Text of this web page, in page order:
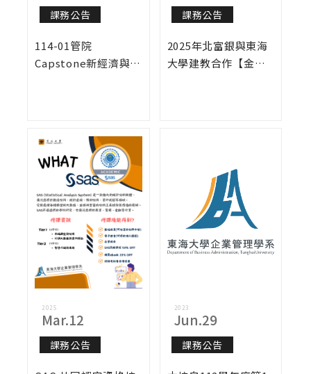
課務公告
114-01管院
Capstone新經濟與智
課務公告
2025年北富銀與東海
大學建教合作【金融
2025
Mar.12
課務公告
2023
Jun.29
課務公告